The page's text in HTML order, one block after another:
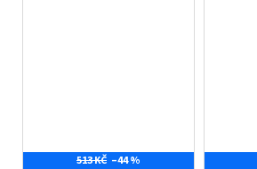
513 KČ –44 %